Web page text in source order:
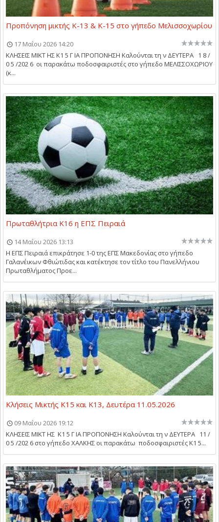
Προπόνηση μικτής Κ-13 & Κ-15 στο γήπεδο Μελισσοχωρίου
17 Μαΐου 2026 14:20
ΚΛΗΣΕΙΣ ΜΙΚΤ ΗΣ Κ1 5 Γ ΙΑ ΠΡΟΠΟΝΗΣΗ Καλούνται τη ν ΔΕΥΤΕΡΑ 1 8 /
0 5 /202 6 οι παρακάτω ποδοσφαιριστές στο γήπεδο ΜΕΛΙΣΣΟΧΩΡΙΟΥ
(κ...
Πρωταθλήτρια Κ16 η ΕΠΣ Πειραιά
14 Μαΐου 2026 13:13
Η ΕΠΣ Πειραιά επικράτησε 1-0 της ΕΠΣ Μακεδονίας στο γήπεδο
Γαλανέικων Φθιώτιδας και κατέκτησε τον τίτλο του Πανελλήνιου
Πρωταθλήματος Προε...
Κλήσεις Μικτής Κ15 και Κ13, Δευτέρα 11.05.2026
09 Μαΐου 2026 19:12
ΚΛΗΣΕΙΣ ΜΙΚΤ ΗΣ Κ1 5 Γ ΙΑ ΠΡΟΠΟΝΗΣΗ Καλούνται τη ν ΔΕΥΤΕΡΑ 11 /
0 5 /202 6 στο γήπεδο ΧΑΛΚΗΣ οι παρακάτω ποδοσφαιριστές Κ1 5...